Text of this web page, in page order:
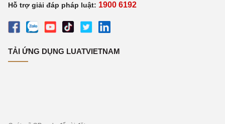
Hỗ trợ giải đáp pháp luật: 1900 6192
TẢI ỨNG DỤNG LUATVIETNAM